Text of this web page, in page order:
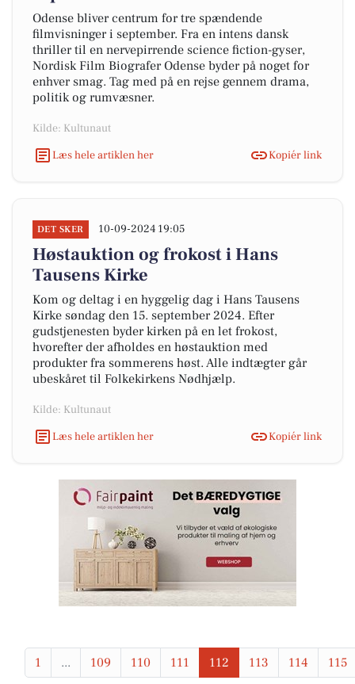
Odense bliver centrum for tre spændende
filmvisninger i september. Fra en intens dansk
thriller til en nervepirrende science fiction-gyser,
Nordisk Film Biografer Odense byder på noget for
enhver smag. Tag med på en rejse gennem drama,
politik og rumvæsner.
Kilde: Kultunaut
Læs hele artiklen her
Kopiér link
DET SKER 10-09-2024 19:05
Høstauktion og frokost i Hans
Tausens Kirke
Kom og deltag i en hyggelig dag i Hans Tausens
Kirke søndag den 15. september 2024. Efter
gudstjenesten byder kirken på en let frokost,
hvorefter der afholdes en høstauktion med
produkter fra sommerens høst. Alle indtægter går
ubeskåret til Folkekirkens Nødhjælp.
Kilde: Kultunaut
Læs hele artiklen her
Kopiér link
1 ... 109 110 111 112 113 114 115